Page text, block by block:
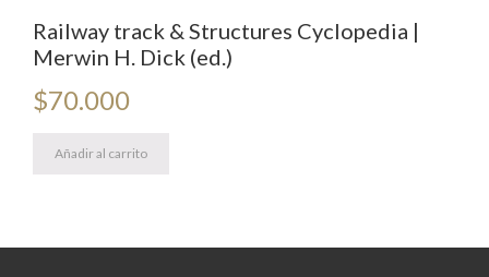
Railway track & Structures Cyclopedia |
Merwin H. Dick (ed.)
$70.000
Añadir al carrito